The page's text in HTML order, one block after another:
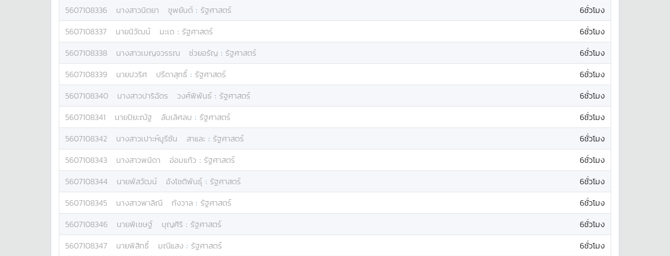
5607108336
นางสาวนิตยา ชูพยันต์ : รัฐศาสตร์
6ชั่วโมง
5607108337
นายนิวัฒน์ มะเด : รัฐศาสตร์
6ชั่วโมง
5607108338
นางสาวเบญจวรรณ ช่วยอรัญ : รัฐศาสตร์
6ชั่วโมง
5607108339
นายปวริศ ปรีดาสุทธิ์ : รัฐศาสตร์
6ชั่วโมง
5607108340
นางสาวปาริฉัตร วงศ์พิพันธ์ : รัฐศาสตร์
6ชั่วโมง
5607108341
นายปิยะณัฐ ลับเลิศลบ : รัฐศาสตร์
6ชั่วโมง
5607108342
นางสาวเปาะห์นูรีซัน สาและ : รัฐศาสตร์
6ชั่วโมง
5607108343
นางสาวพนิดา อ่อมแก้ว : รัฐศาสตร์
6ชั่วโมง
5607108344
นายพัสวัฒน์ อังโชติพันธุ์ : รัฐศาสตร์
6ชั่วโมง
5607108345
นางสาวพาลิณี กังวาล : รัฐศาสตร์
6ชั่วโมง
5607108346
นายพิเชษฐ์ บุญศิริ : รัฐศาสตร์
6ชั่วโมง
5607108347
นายพิสิทธิ์ มณีแสง : รัฐศาสตร์
6ชั่วโมง